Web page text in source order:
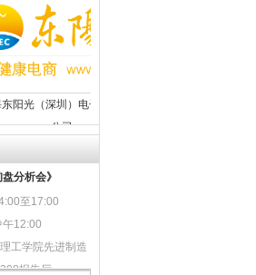
（深圳）电子商务有限
公司
分析会》
至17:00
12:00
工学院先进制造
报告厅